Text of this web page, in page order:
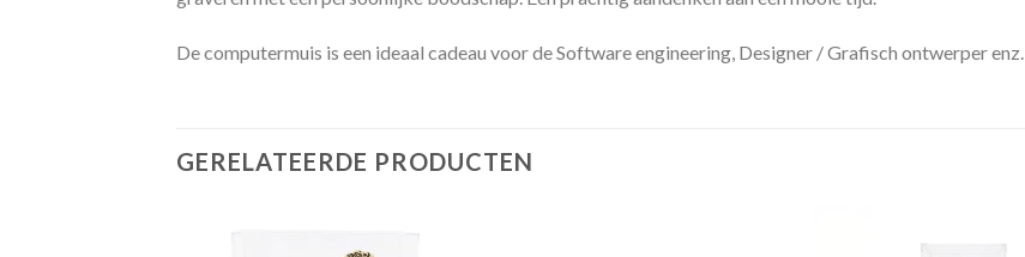
De computermuis is een ideaal cadeau voor de Software engineering, Designer / Grafisch ontwerper enz.
GERELATEERDE PRODUCTEN